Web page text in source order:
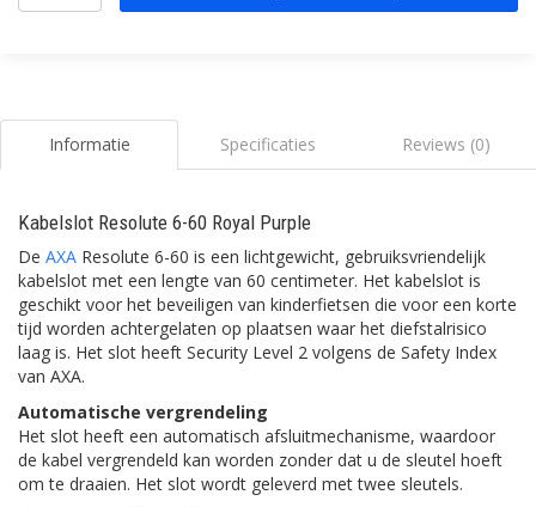
Informatie Specificaties Reviews (0)
Kabelslot Resolute 6-60 Royal Purple
De AXA Resolute 6-60 is een lichtgewicht, gebruiksvriendelijk
kabelslot met een lengte van 60 centimeter. Het kabelslot is
geschikt voor het beveiligen van kinderfietsen die voor een korte
tijd worden achtergelaten op plaatsen waar het diefstalrisico
laag is. Het slot heeft Security Level 2 volgens de Safety Index
van AXA.
Automatische vergrendeling
Het slot heeft een automatisch afsluitmechanisme, waardoor
de kabel vergrendeld kan worden zonder dat u de sleutel hoeft
om te draaien. Het slot wordt geleverd met twee sleutels.